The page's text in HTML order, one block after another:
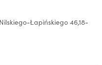
Łapińskiego 46,18-